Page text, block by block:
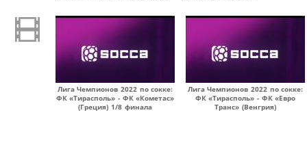
Лига Чемпионов 2022 по сокке:
ФК «Тирасполь» - ФК «Кометас»
(Греция) 1/8 финала
Лига Чемпионов 2022 по сокке:
ФК «Тирасполь» - ФК «Евро
Транс» (Венгрия)